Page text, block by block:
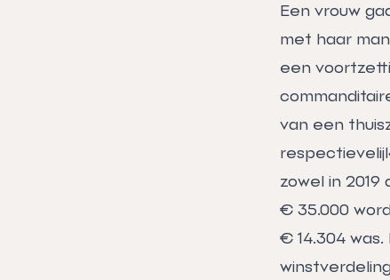
Een vrouw
met haar
een
van een
zowel in
€ 35.000
€ 14.304